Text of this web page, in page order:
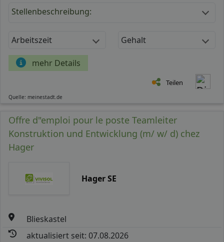
Stellenbeschreibung:
Arbeitszeit Gehalt
mehr Details
Teilen
Quelle: meinestadt.de
Offre d"emploi pour le poste Teamleiter
Konstruktion und Entwicklung (m/ w/ d) chez
Hager
Hager SE
Blieskastel
aktualisiert seit: 07.08.2026